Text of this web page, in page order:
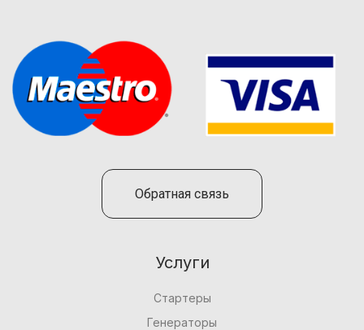
Обратная связь
Услуги
Стартеры
Генераторы